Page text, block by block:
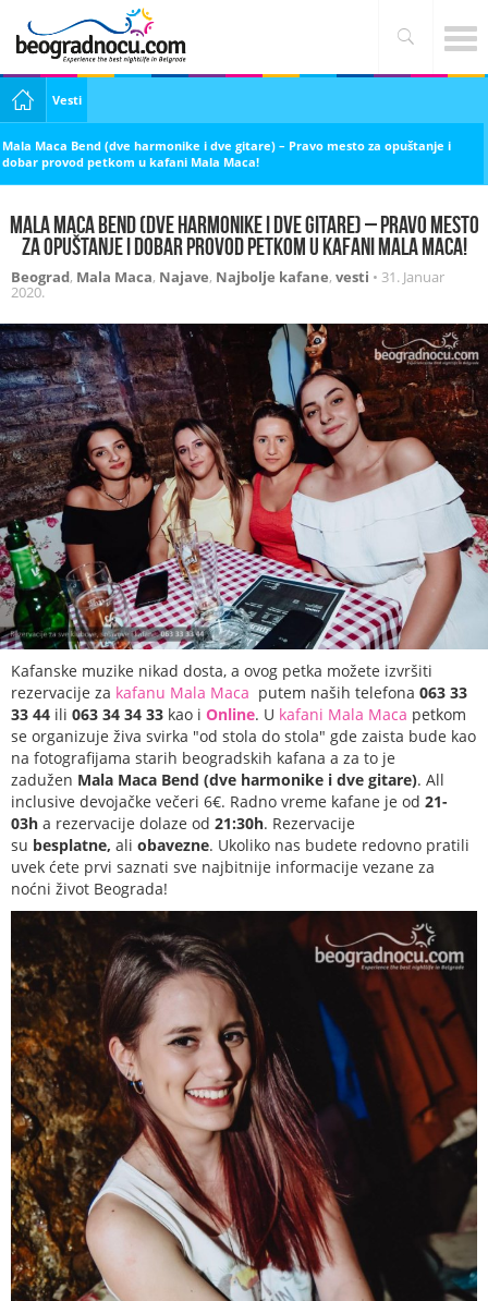
Vesti
Mala Maca Bend (dve harmonike i dve gitare) – Pravo mesto za opuštanje i
dobar provod petkom u kafani Mala Maca!
Mala Maca Bend (dve harmonike i dve gitare) – Pravo mesto
za opuštanje i dobar provod petkom u kafani Mala Maca!
Beograd, Mala Maca, Najave, Najbolje kafane, vesti • 31. Januar
2020.
Kafanske muzike nikad dosta, a ovog petka možete izvršiti
rezervacije za kafanu Mala Maca putem naših telefona 063 33
33 44 ili 063 34 34 33 kao i Online. U kafani Mala Maca petkom
se organizuje živa svirka "od stola do stola" gde zaista bude kao
na fotografijama starih beogradskih kafana a za to je
zadužen Mala Maca Bend (dve harmonike i dve gitare). All
inclusive devojačke večeri 6€. Radno vreme kafane je od 21-
03h a rezervacije dolaze od 21:30h. Rezervacije
su besplatne, ali obavezne. Ukoliko nas budete redovno pratili
uvek ćete prvi saznati sve najbitnije informacije vezane za
noćni život Beograda!